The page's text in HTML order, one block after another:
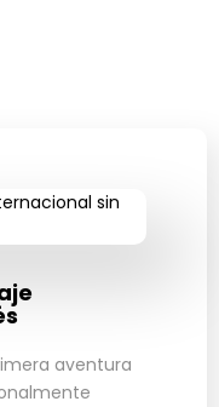
aventura